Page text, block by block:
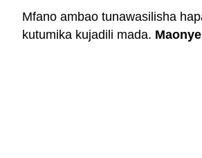
Mfano ambao tunawasilisha
kutumika kujadili mada.